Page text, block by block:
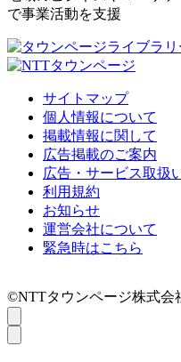
で事業活動を支援
サイトマップ
個人情報について
掲載情報に関して
広告掲載のご案内
広告・サービス取扱
利用規約
お知らせ
運営会社について
緊急時はこちら
©NTTタウンページ株式会